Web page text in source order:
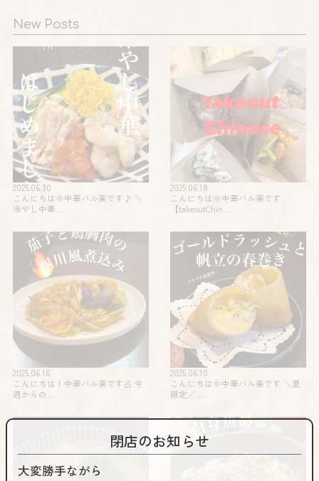
New Posts
2025.06.30
こんにちは🌞中華バル楽です♪ ＼
冷やし中華…
2025.06.18
こんにちは🌞中華バル楽です
【takeoutChin…
2025.06.16
こんにちは！中華バル楽です🥟 今
週からの…
2025.06.10
こんにちは🌞中華バル楽です️ ＼夏
限定️／…
閉店のお知らせ
大変勝手ながら